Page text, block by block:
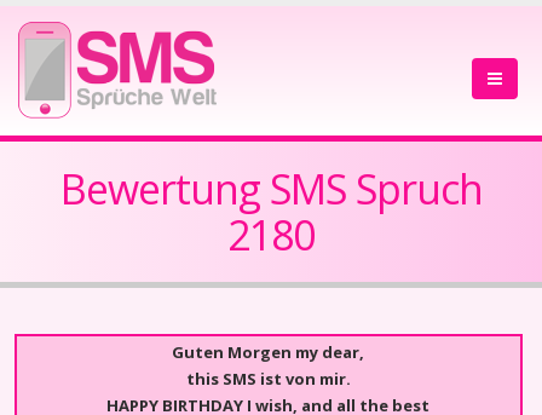
Bewertung SMS Spruch
2180
Guten Morgen my dear,
this SMS ist von mir.
HAPPY BIRTHDAY I wish, and all the best